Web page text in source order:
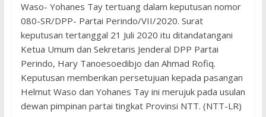
Waso- Yohanes Tay tertuang dalam keputusan nomor
080-SR/DPP- Partai Perindo/VII/2020. Surat
keputusan tertanggal 21 Juli 2020 itu ditandatangani
Ketua Umum dan Sekretaris Jenderal DPP Partai
Perindo, Hary Tanoesoedibjo dan Ahmad Rofiq.
Keputusan memberikan persetujuan kepada pasangan
Helmut Waso dan Yohanes Tay ini merujuk pada usulan
dewan pimpinan partai tingkat Provinsi NTT. (NTT-LR)